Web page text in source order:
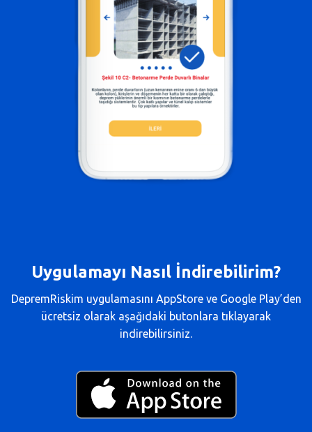
Uygulamayı Nasıl İndirebilirim?
DepremRiskim uygulamasını AppStore ve Google Play’den
ücretsiz olarak aşağıdaki butonlara tıklayarak
indirebilirsiniz.